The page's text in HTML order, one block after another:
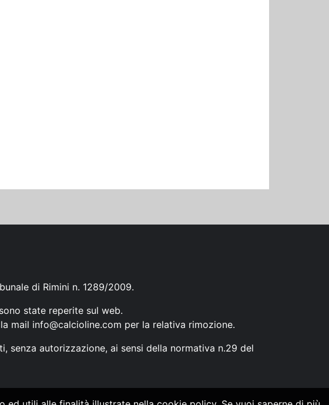
di Rimini n. 1289/2009.
state reperite sul web.
mail info@calcioline.com per la relativa rimozione.
autorizzazione, ai sensi della normativa n.29 del